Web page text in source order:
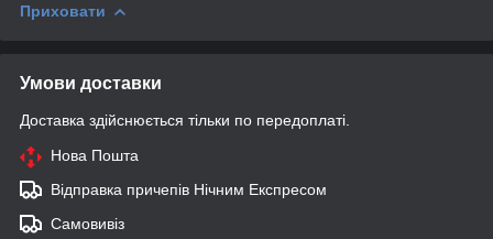
Приховати
Умови доставки
Доставка здійснюється тільки по передоплаті.
Нова Пошта
Відправка причепів Нічним Експресом
Самовивіз